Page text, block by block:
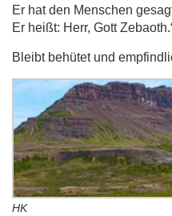
Er hat den Menschen
Er heißt: Herr, Gott
Bleibt behütet und
HK